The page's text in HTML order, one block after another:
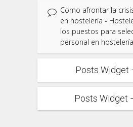
Como afrontar la
en hostelería -
los puestos para
personal en hostelería
Posts Widget
Posts Widget